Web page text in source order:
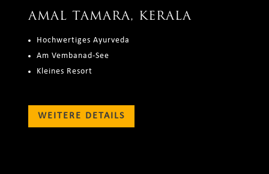
AMAL TAMARA, KERALA
Hochwertiges Ayurveda
Am Vembanad-See
Kleines Resort
WEITERE DETAILS